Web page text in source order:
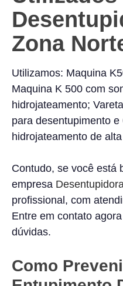
Zona
Utilizamos: Maquina
Maquina K 500 com
hidrojateamento;
para desentupimento
hidrojateamento de
Contudo, se você está
empresa
profissional, com
Entre em contato
dúvidas.
Como